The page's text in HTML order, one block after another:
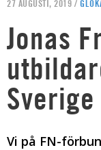
27 AUGUSTI, 2019 /
Jonas
Sverige
Vi på FN-